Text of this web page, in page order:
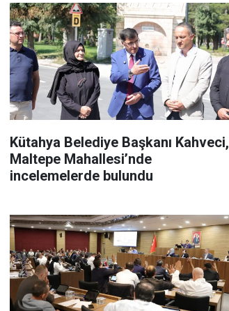
Kütahya Belediye Başkanı Kahveci,
Maltepe Mahallesi’nde
incelemelerde bulundu